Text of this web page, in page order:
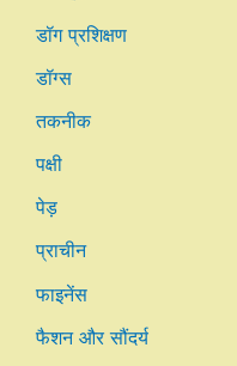
डॉग प्रशिक्षण
डॉग्स
तकनीक
पक्षी
पेड़
प्राचीन
फाइनेंस
फैशन और सौंदर्य